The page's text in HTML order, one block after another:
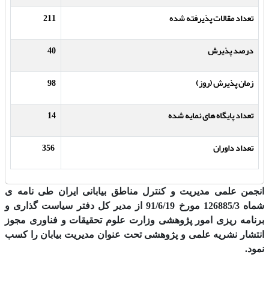
تعداد مقالات پذیرفته شده
211
درصد پذیرش
40
زمان پذیرش (روز)
98
تعداد پایگاه های نمایه شده
14
تعداد داوران
انجمن علمی مدیریت و کنترل مناطق بیابانی ایران طی نامه ی
شماه 126885/3 مورخ 91/6/19 از مدیر کل دفتر سیاست گذاری و
برنامه ریزی امور پژوهشی وزارت علوم تحقیقات و فناوری مجوز
انتشار نشریه علمی و پژوهشی تحت عنوان مدیریت بیابان را کسب
نمود.